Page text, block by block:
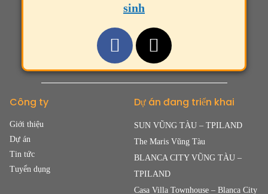
sinh
Công ty
Giới thiệu
Dự án
Tin tức
Tuyển dụng
Dự án đang triển khai
SUN VŨNG TÀU – TPILAND
The Maris Vũng Tàu
BLANCA CITY VŨNG TÀU –
TPILAND
Casa Villa Townhouse – Blanca City